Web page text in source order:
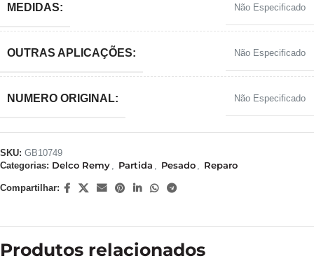
MEDIDAS: Não Especificado
OUTRAS APLICAÇÕES: Não Especificado
NUMERO ORIGINAL: Não Especificado
SKU: GB10749
Categorias: Delco Remy Partida Pesado Reparo
Compartilhar:
Produtos relacionados